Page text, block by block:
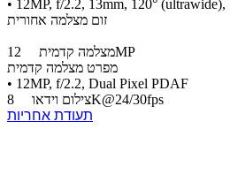
• 12MP, f/2.2, 13mm, 120°
זום מצלמה אחורית
מצלמה קדמית12MP
מפרט מצלמה קדמית
• 12MP, f/2.2, Dual Pixel PDAF
צילום וידאו8K@24/30fps
תעודת אחריות